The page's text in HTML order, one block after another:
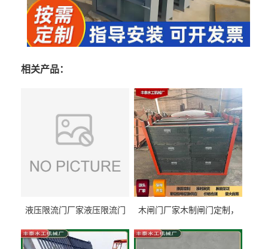
相关产品：
液压限流门厂家液压限流门
泰制造
木闸门厂家木制闸门定制，
型号齐全